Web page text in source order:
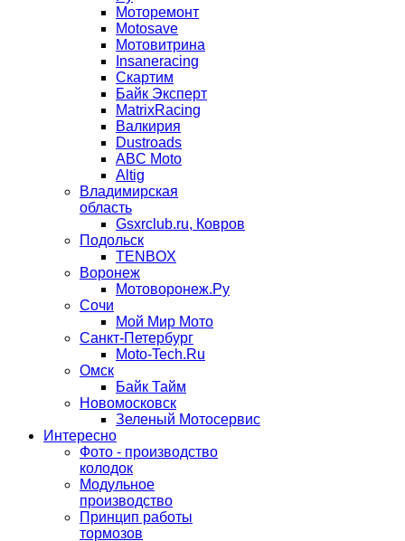
Моторемонт
Motosave
Мотовитрина
Insaneracing
Скартим
Байк Эксперт
MatrixRacing
Валкирия
Dustroads
ABC Moto
Altig
Владимирская
область
Gsxrclub.ru, Ковров
Подольск
TENBOX
Воронеж
Мотоворонеж.Ру
Сочи
Мой Мир Мото
Санкт-Петербург
Moto-Tech.Ru
Омск
Байк Тайм
Новомосковск
Зеленый Мотосервис
Интересно
Фото - производство
колодок
Модульное
производство
Принцип работы
тормозов